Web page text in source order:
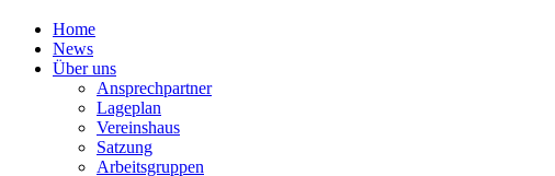
Home
News
Über uns
Ansprechpartner
Lageplan
Vereinshaus
Satzung
Arbeitsgruppen